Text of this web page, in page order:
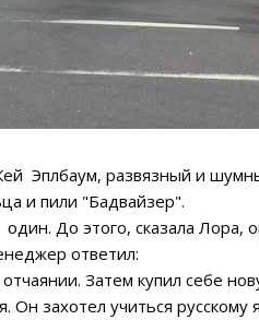
Эплбаум, развязный и
и пили "Бадвайзер".
До этого, сказала Лора,
ответил:
Затем купил себе
Он захотел учиться